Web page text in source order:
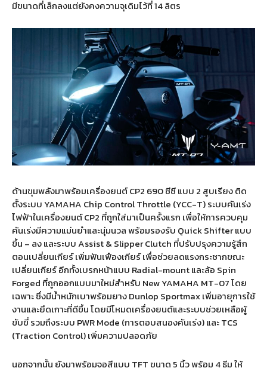
มีขนาดที่เล็กลงแต่ยังคงความจุเดิมไว้ที่14ลิตร
ด้านขุมพลังมาพร้อมเครื่องยนต์CP2 690ซีซี แบบ 2 สูบเรียง ติด
ตั้งระบบYAMAHA Chip Control Throttle (YCC-T)ระบบคันเร่ง
ไฟฟ้าในเครื่องยนต์CP2 ที่ถูกใส่มาเป็นครั้งแรก เพื่อให้การควบคุม
คันเร่งมีความแม่นยำและนุ่มนวล พร้อมรองรับ Quick Shifterแบบ
ขึ้น – ลง และระบบAssist & Slipper Clutch ที่ปรับปรุงความรู้สึก
ตอนเปลี่ยนเกียร์ เพิ่มฟันเฟืองเกียร์ เพื่อช่วยลดแรงกระชากขณะ
เปลี่ยนเกียร์ อีกทั้งเบรกหน้าแบบ Radial-mountและล้อ Spin
Forged ที่ถูกออกแบบมาใหม่สำหรับ New YAMAHA MT-07โดย
เฉพาะ ซึ่งมีนํ้าหนักเบาพร้อมยางDunlop Sportmaxเพิ่มอายุการใช้
งานและยึดเกาะที่ดีขึ้น โดยมีโหมดเครื่องยนต์และระบบช่วยเหลือผู้
ขับขี่ รวมถึงระบบ PWR Mode (การตอบสนองคันเร่ง)และTCS
(Traction Control)เพิ่มความปลอดภัย
นอกจากนั้น ยังมาพร้อมจอสีแบบ TFTขนาด 5 นิ้ว พร้อม 4ธีม ให้